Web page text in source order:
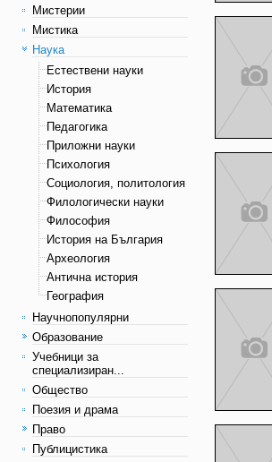
Мистерии
Мистика
Наука
Естествени науки
История
Математика
Педагогика
Приложни науки
Психология
Социология, политология
Филологически науки
Философия
История на България
Археология
Антична история
География
Научнопопулярни
Образование
Учебници за
специализиран...
Общество
Поезия и драма
Право
Публицистика